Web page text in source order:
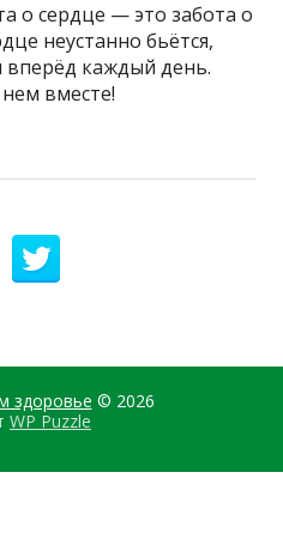
о сердце — это забота о
неустанно бьётся,
вперёд каждый день.
вместе!
здоровье © 2026
WP Puzzle